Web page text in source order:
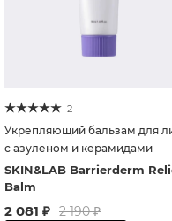
2
Укрепляющий бальзам для
с азуленом и керамидами
SKIN&LAB Barrierderm
Balm
2 081 ₽ 2 190₽